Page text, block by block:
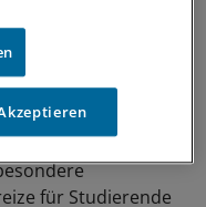
Deckelung der
den BAföG-
aufgehoben
Höhe der
für Studierende